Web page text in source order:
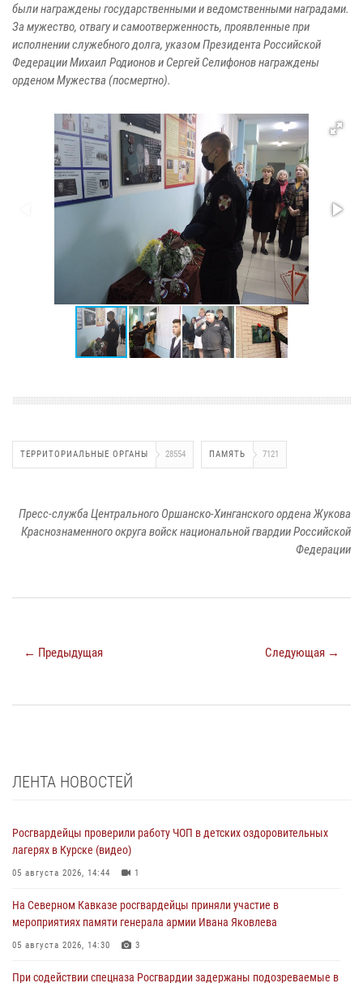
были награждены государственными и ведомственными наградами.
За мужество, отвагу и самоотверженность, проявленные при
исполнении служебного долга, указом Президента Российской
Федерации Михаил Родионов и Сергей Селифонов награждены
орденом Мужества (посмертно).
ТЕРРИТОРИАЛЬНЫЕ ОРГАНЫ 28554 ПАМЯТЬ 7121
Пресс-служба Центрального Оршанско-Хинганского ордена Жукова
Краснознаменного округа войск национальной гвардии Российской
Федерации
← Предыдущая Следующая →
ЛЕНТА НОВОСТЕЙ
Росгвардейцы проверили работу ЧОП в детских оздоровительных
лагерях в Курске (видео)
05 августа 2026, 14:44 1
На Северном Кавказе росгвардейцы приняли участие в
мероприятиях памяти генерала армии Ивана Яковлева
05 августа 2026, 14:30 3
При содействии спецназа Росгвардии задержаны подозреваемые в